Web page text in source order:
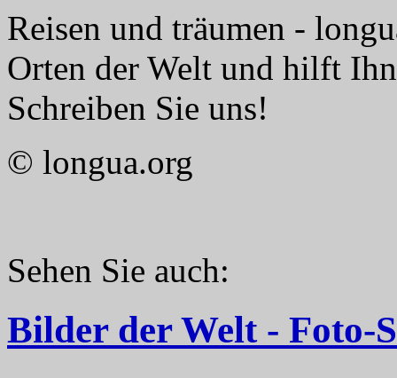
Reisen und träumen -
Orten der Welt und hilft
Schreiben Sie uns!
© longua.org
Sehen Sie auch:
Bilder der Welt - Foto-